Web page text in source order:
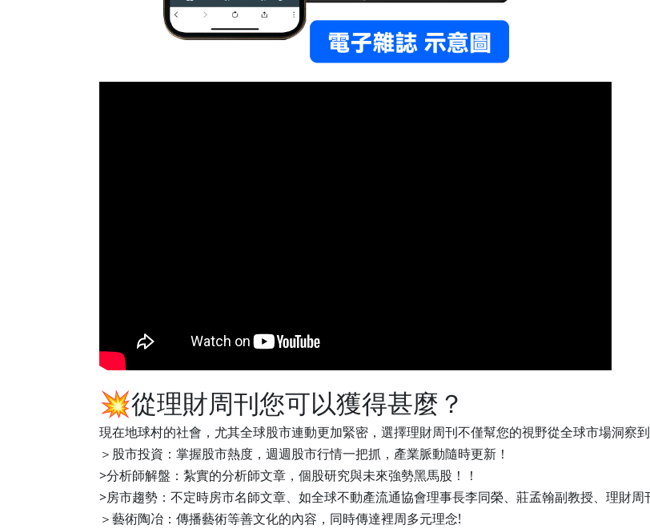
💥從理財周刊您可以獲得甚麼？
現在地球村的社會，尤其全球股市連動更加緊密，選擇理財周刊不僅幫您的視野從全球市場洞察
＞股市投資：掌握股市熱度，週週股市行情一把抓，產業脈動隨時更新！
>分析師解盤：紮實的分析師文章，個股研究與未來強勢黑馬股！！
>房市趨勢：不定時房市名師文章、如全球不動產流通協會理事長李同榮、莊孟翰副教授、理財周
＞藝術陶冶：傳播藝術等善文化的內容，同時傳達裡周多元理念!